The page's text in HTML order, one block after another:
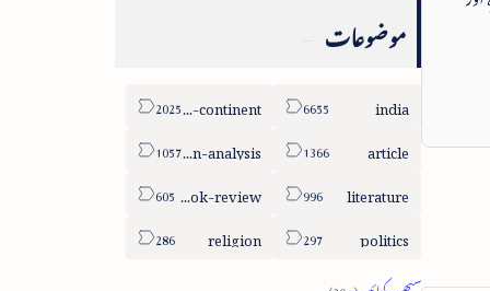
موضوعات
india
sub-continent
article
column-analysis
literature
book-review
politics
religion